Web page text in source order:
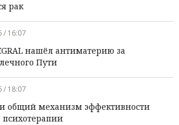
рак
/ 16:07
нашёл антиматерию за
Пути
/ 18:07
общий механизм эффективности